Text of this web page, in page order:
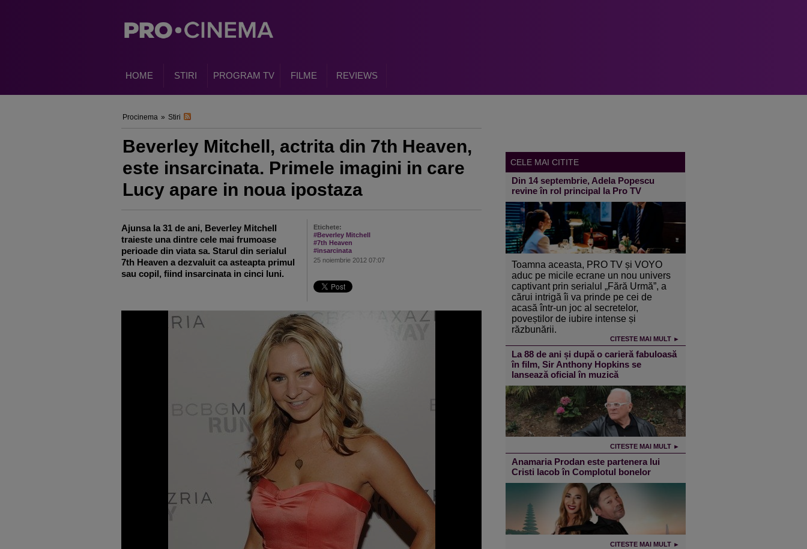
HOME STIRI PROGRAM TV FILME REVIEWS
Procinema » Stiri
Beverley Mitchell, actrita din 7th Heaven,
este insarcinata. Primele imagini in care
Lucy apare in noua ipostaza
Etichete:
#Beverley Mitchell
#7th Heaven
#insarcinata
25 noiembrie 2012 07:07
Ajunsa la 31 de ani, Beverley Mitchell
traieste una dintre cele mai frumoase
perioade din viata sa. Starul din serialul
7th Heaven a dezvaluit ca asteapta primul
sau copil, fiind insarcinata in cinci luni.
CELE MAI CITITE
Din 14 septembrie, Adela Popescu
revine în rol principal la Pro TV
Toamna aceasta, PRO TV și VOYO
aduc pe micile ecrane un nou univers
captivant prin serialul „Fără Urmă”, a
cărui intrigă îi va prinde pe cei de
acasă într-un joc al secretelor,
poveștilor de iubire intense și
răzbunării.
CITESTE MAI MULT ►
La 88 de ani și după o carieră fabuloasă
în film, Sir Anthony Hopkins se
lansează oficial în muzică
CITESTE MAI MULT ►
Anamaria Prodan este partenera lui
Cristi Iacob în Complotul bonelor
CITESTE MAI MULT ►